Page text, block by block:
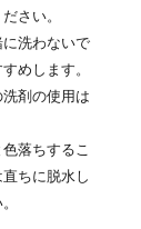
さい。
洗わないで
めします。
剤の使用は
落ちするこ
ちに脱水し